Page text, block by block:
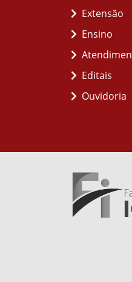
Extensão
Ensino
Editais
Ouvidoria